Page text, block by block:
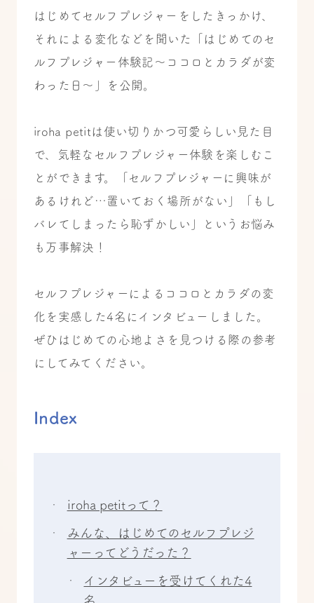
はじめてセルフプレジャーをしたきっかけ、
それによる変化などを聞いた「はじめてのセ
ルフプレジャー体験記〜ココロとカラダが変
わった日〜」を公開。
iroha petitは使い切りかつ可愛らしい見た目
で、気軽なセルフプレジャー体験を楽しむこ
とができます。「セルフプレジャーに興味が
あるけれど…置いておく場所がない」「もし
バレてしまったら恥ずかしい」というお悩み
も万事解決！
セルフプレジャーによるココロとカラダの変
化を実感した4名にインタビューしました。
ぜひはじめての心地よさを見つける際の参考
にしてみてください。
Index
iroha petitって？
みんな、はじめてのセルフプレジ
ャーってどうだった？
インタビューを受けてくれた4
名